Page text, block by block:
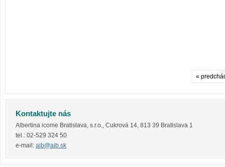
«
Kontaktujte nás
Albertina icome Bratislava, s.r.o. Cukrová 14 813 39 Bratislava 1
tel.: 02-529 324 50
e-mail: aib@aib.sk